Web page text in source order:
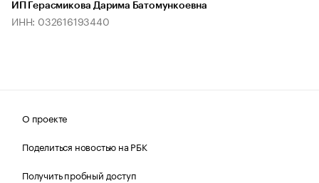
ИП Герасмикова Дарима Батомункоевна
ИНН: 032616193440
О проекте
Поделиться новостью на РБК
Получить пробный доступ